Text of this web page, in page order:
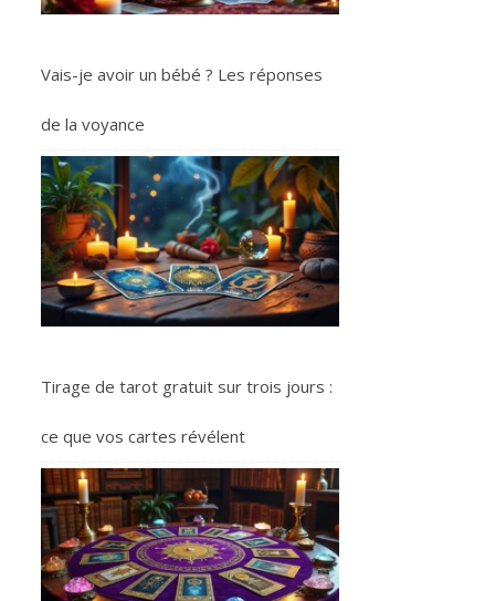
Vais-je avoir un bébé ? Les réponses
de la voyance
Tirage de tarot gratuit sur trois jours :
ce que vos cartes révélent